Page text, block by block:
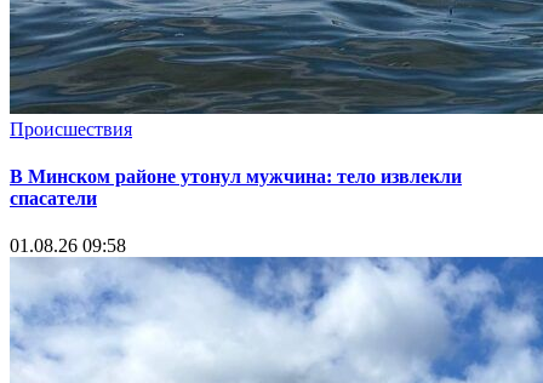
Происшествия
В Минском районе утонул мужчина: тело извлекли
спасатели
01.08.26 09:58